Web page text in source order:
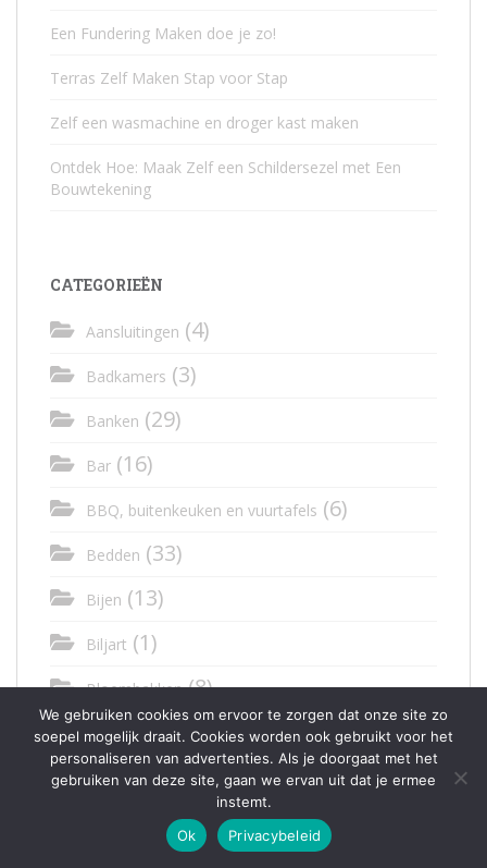
Een Fundering Maken doe je zo!
Terras Zelf Maken Stap voor Stap
Zelf een wasmachine en droger kast maken
Ontdek Hoe: Maak Zelf een Schildersezel met Een
Bouwtekening
CATEGORIEËN
Aansluitingen (4)
Badkamers (3)
Banken (29)
Bar (16)
BBQ, buitenkeuken en vuurtafels (6)
Bedden (33)
Bijen (13)
Biljart (1)
Bloembakken(8)
Boekenkast(6)
Bordjes en onderzetters (3)
Bouwtekeningen(184)
We gebruiken cookies om ervoor te zorgen dat onze site zo
soepel mogelijk draait. Cookies worden ook gebruikt voor het
personaliseren van advertenties. Als je doorgaat met het
gebruiken van deze site, gaan we ervan uit dat je ermee
instemt.
Ok
Privacybeleid